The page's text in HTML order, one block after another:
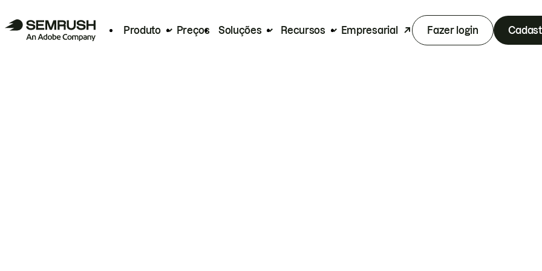
Produto Preços Soluções Recursos Empresarial Fazer login